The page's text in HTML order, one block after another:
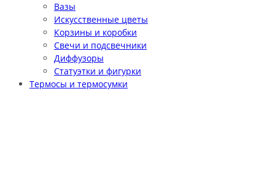
Вазы
Искусственные цветы
Корзины и коробки
Свечи и подсвечники
Диффузоры
Статуэтки и фигурки
Термосы и термосумки